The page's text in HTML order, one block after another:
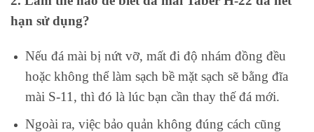
hạn sử dụng?
Nếu đá mài bị nứt vỡ, mất đi độ nhám đồng đều
hoặc không thể làm sạch bề mặt sạch sẽ bằng đĩa
mài S-11, thì đó là lúc bạn cần thay thế đá mới.
Ngoài ra, việc bảo quản không đúng cách cũng